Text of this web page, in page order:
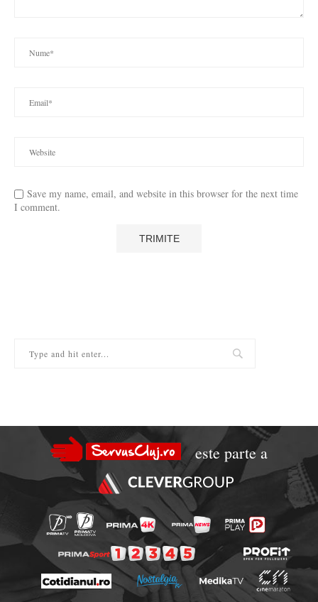
Save my name, email, and website in this browser for the next time
I comment.
este parte a